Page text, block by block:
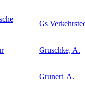
Gs
Gruschke, A.
Grunert, A.